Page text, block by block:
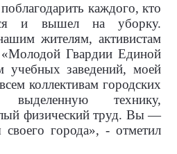
каждого, кто
и вышел на уборку.
жителям, активистам
«Молодой Гвардии Единой
учебных заведений, моей
коллективам городских
технику,
физический труд. Вы —
своего города», - отметил